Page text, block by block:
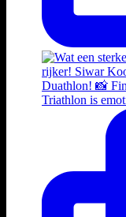
Triathlon is